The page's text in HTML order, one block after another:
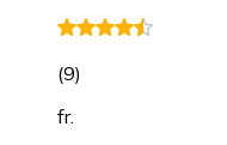
(9)
fr.